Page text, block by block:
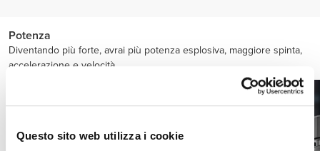
Questo sito web utilizza i cookie
Potenza
Diventando più forte, avrai più potenza esplosiva, maggiore spinta,
accelerazione e velocità.